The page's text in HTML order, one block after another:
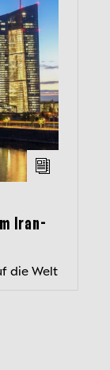
Iran-
die Welt